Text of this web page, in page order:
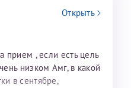
Открыть
прием , если есть цель
низком Амг, в какой
в сентябре,